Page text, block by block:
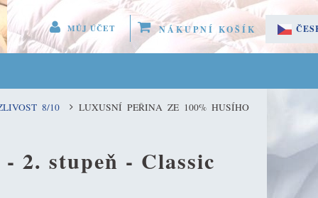
NÁKUPNÍ KOŠÍK
MŮJ ÚČET
SE
 MENU 
8/10 LUXUSNÍ PEŘINA ZE 100% HUSÍHO
2. stupeň - Classic